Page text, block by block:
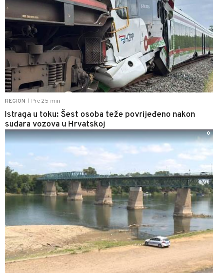
REGION Pre 25 min
Istraga u toku: Šest osoba teže povrijeđeno nakon
sudara vozova u Hrvatskoj
0